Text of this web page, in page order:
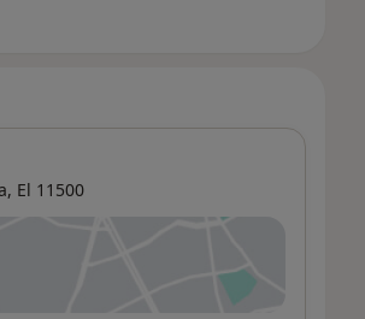
El 11500
una nueva pestaña